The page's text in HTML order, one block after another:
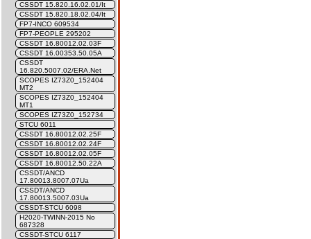
CSSDT 15.820.16.02.01/It
CSSDT 15.820.18.02.04/It
FP7-INCO 609534
FP7-PEOPLE 295202
CSSDT 16.80012.02.03F
CSSDT 16.00353.50.05A
CSSDT
16.820.5007.02/ERA.Net
SCOPES IZ73Z0_152404
MT2
SCOPES IZ73Z0_152404
MT1
SCOPES IZ73Z0_152734
STCU 6011
CSSDT 16.80012.02.25F
CSSDT 16.80012.02.24F
CSSDT 16.80012.02.05F
CSSDT 16.80012.50.22A
CSSDT/ANCD
17.80013.8007.07Ua
CSSDT/ANCD
17.80013.5007.03Ua
CSSDT-STCU 6098
H2020-TWINN-2015 No
687328
CSSDT-STCU 6117